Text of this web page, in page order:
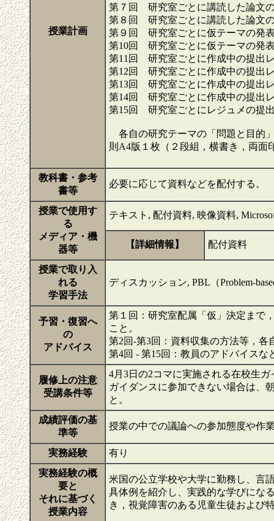
授業計画
第７回 研究室ごとに講読した論文
第８回 研究室ごとに講読した論文
第９回 研究室ごとに仮テーマの発
第10回 研究室ごとに仮テーマの発
第11回 研究室ごとに作成中の提出
第12回 研究室ごとに作成中の提出
第13回 研究室ごとに作成中の提出
第14回 研究室ごとに作成中の提出
第15回 研究室ごとにレジュメの提
各自の研究テーマの「問題と目的
則A4版１枚（２段組，横書き，両面
教科書・参考
書等
必要に応じて資料などを配付する。
授業で使用す
る
メディア・機
器等
テキスト, 配付資料, 映像資料,
【詳細情報】 配付資料
授業で取り入
れる
学習手法
ディスカッション, PBL（Problem-
予習・復習へ
の
アドバイス
第１回：研究室配属「仮」決定まで
こと。
第2回-第3回：資料収集の方法等，
第4回 - 第15回：教員のアドバイス
履修上の注意
受講条件等
4月3日の2コマに実施される在校生
ガイダンスに参加できない場合は、
と。
成績評価の基
準等
授業の中での議論への参加態度や作
実務経験
有り
実務経験の概
要と
それに基づく
授業内容
米国の公立学校や大学に勤務し、言
具体例を紹介し、実践的な学びにな
き，視覚障害のある児童生徒および